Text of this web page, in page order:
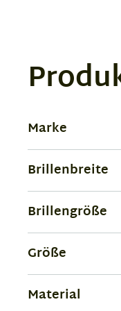
Marke
Brillenbreite
Brillengröße
Größe
Material